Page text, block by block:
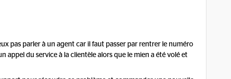
pas parler à un agent car il faut passer par rentrer le numéro
appel du service à la clientèle alors que le mien a été volé et